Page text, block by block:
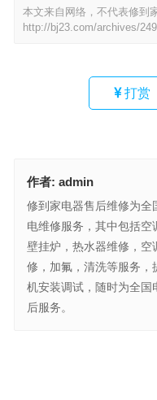
本文来自网络，不代表修到
http://bj23.com/archives/
打赏
作者: admin
修到家电器售后维修为全
电维修服务，其中包括空
壁挂炉，热水器维修，空
修，加氟，清洗等服务，
机安装调试，随时为全国
后服务。